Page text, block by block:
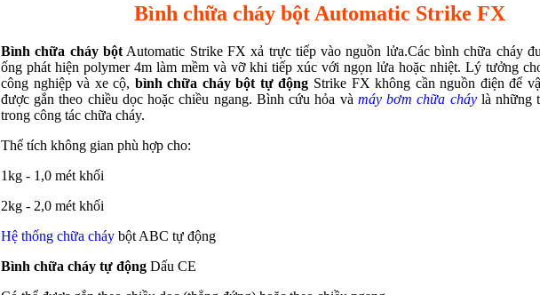
Bình chữa cháy bột Automatic Strike FX
Bình chữa cháy bộtAutomatic Strike FX xả trực tiếp vào nguồn lửa.Các bình chữa cháy
ống phát hiện polymer 4m làm mềm và vỡ khi tiếp xúc với ngọn lửa hoặc nhiệt. Lý tưởng
công nghiệp và xe cộ, bình chữa cháy bột tự động Strike FX không cần nguồn điện để
được gắn theo chiều dọc hoặc chiều ngang. Bình cứu hỏa và máy bơm chữa cháy là những
trong công tác chữa cháy.
Thể tích không gian phù hợp cho:
1kg - 1,0 mét khối
2kg - 2,0 mét khối
Hệ thống chữa cháy bột ABC tự động
Bình chữa cháy tự động Dấu CE